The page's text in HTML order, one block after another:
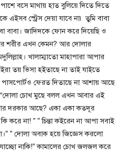
বসে মাথায় হাত বুলিয়ে দিতে দিতে
এইসব স্ট্রেস দেয়া যাবে না৷ তুমি বাবা
বাবা। জাদিদকে ফোন করে দিয়েছি ও
শরীর এখন কেমন? আর দোলার
খালাম্মাতো মাহাপারা আপার
তয় ভিসা হইতাছে না তাই যাইতে
পাসপোর্টও ফেরত দিতাছে না আশায় আছে
“দোলা চোখ মুছে বলল এখন আবার এই
দরকার আছে? একা একা কতদূর
করে না! ” ” চিন্তা কইরেন না আপা সবাই
” দোলা অবাক হয়ে জিজ্ঞেস করলো
নাকি!” কামালের চোখ জলজল করে